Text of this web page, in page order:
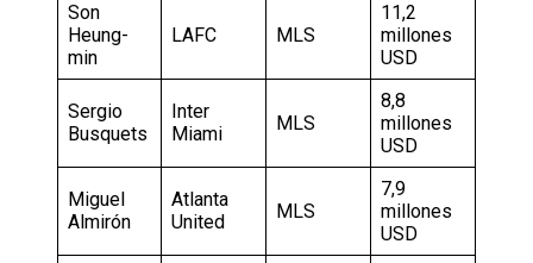
Son
Heung-
min
LAFC MLS
11,2
millones
USD
Sergio
Busquets
Inter
Miami
MLS
8,8
millones
USD
Miguel
Almirón
Atlanta
United
MLS
7,9
millones
USD